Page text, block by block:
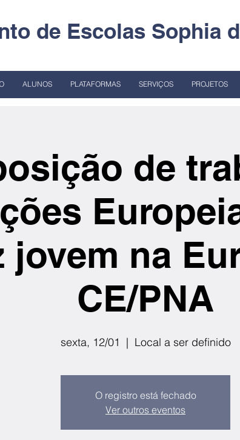
de Escolas Sophia
ALUNOS PLATAFORMAS SERVIÇOS PROJETOS
de
jovem na
CE/PNA
sexta, 12/01
  |
Local a ser definido
O registro está fechado
Ver outros eventos